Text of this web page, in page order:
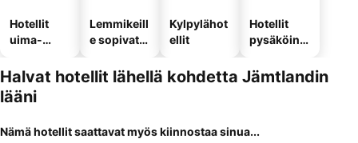
Hotellit
uima-
Lemmikeill
e sopivat
Kylpylähot
ellit
Hotellit
pysäköinni
Halvat hotellit lähellä kohdetta Jämtlandin
lääni
Nämä hotellit saattavat myös kiinnostaa sinua...